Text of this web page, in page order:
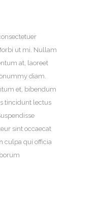
ut mi. Nullam
at, laoreet
diam.
et, bibendum
tincidunt lectus
sint occaecat
culpa qui officia